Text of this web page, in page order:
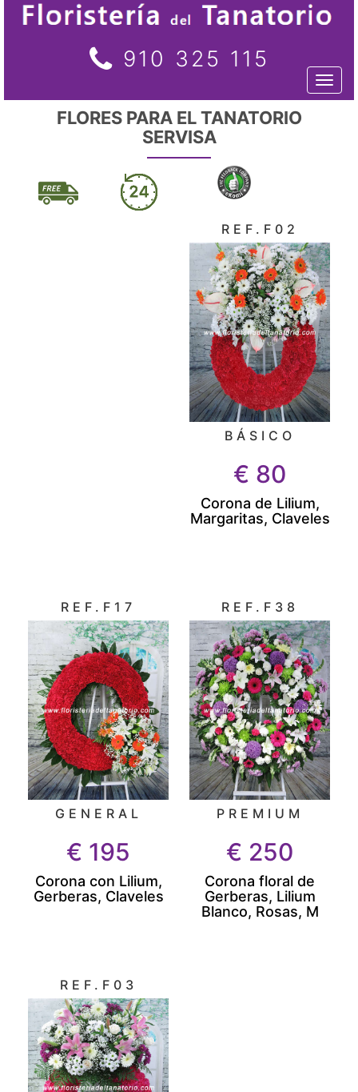
910 325 115
FLORES PARA EL TANATORIO
SERVISA
REF.F02
BÁSICO
€ 80
Corona de Lilium,
Margaritas, Claveles
REF.F17
GENERAL
€ 195
Corona con Lilium,
Gerberas, Claveles
REF.F38
PREMIUM
€ 250
Corona floral de
Gerberas, Lilium
Blanco, Rosas, M
REF.F03